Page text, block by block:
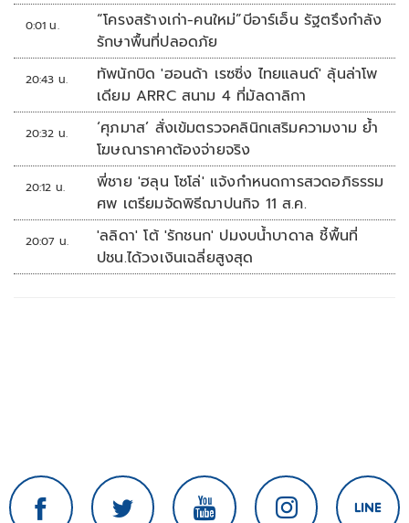
0:01 น.
“โครงสร้างเก่า-คนใหม่”บีอาร์เอ็น รัฐตรึงกำลัง
รักษาพื้นที่ปลอดภัย
20:43 น.
ทัพนักบิด 'ฮอนด้า เรซซิ่ง ไทยแลนด์' ลุ้นล่าโพ
เดียม ARRC สนาม 4 ที่มัลดาลิกา
20:32 น.
‘ศุภมาส’ สั่งเข้มตรวจคลินิกเสริมความงาม ย้ำ
โฆษณาราคาต้องจ่ายจริง
20:12 น.
พี่ชาย 'ฮลุน โซโล่' แจ้งกำหนดการสวดอภิธรรม
ศพ เตรียมจัดพิธีฌาปนกิจ 11 ส.ค.
20:07 น.
'ลลิดา' โต้ 'รักชนก' ปมงบน้ำบาดาล ชี้พื้นที่
ปชน.ได้วงเงินเฉลี่ยสูงสุด